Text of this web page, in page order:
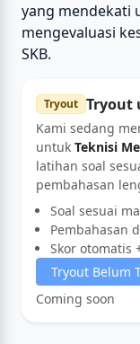
yang mendekati
mengevaluasi
SKB.
Tryout Tryout
Kami sedang
untuk Teknisi
latihan soal
pembahasan
Soal sesuai
Pembahasan
Skor otomatis
Tryout Belum
Coming soon